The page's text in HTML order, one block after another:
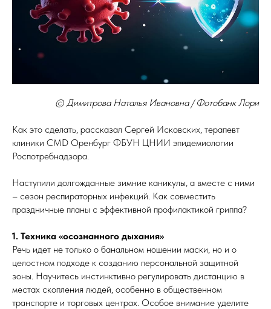
© Димитрова Наталья Ивановна / Фотобанк Лори
Как это сделать, рассказал Сергей Исковских, терапевт
клиники CMD Оренбург ФБУН ЦНИИ эпидемиологии
Роспотребнадзора.
Наступили долгожданные зимние каникулы, а вместе с ними
– сезон респираторных инфекций. Как совместить
праздничные планы с эффективной профилактикой гриппа?
1. Техника «осознанного дыхания»
Речь идет не только о банальном ношении маски, но и о
целостном подходе к созданию персональной защитной
зоны. Научитесь инстинктивно регулировать дистанцию в
местах скопления людей, особенно в общественном
транспорте и торговых центрах. Особое внимание уделите